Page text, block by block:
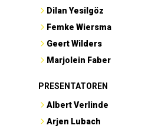
Dilan Yesilgöz
Femke Wiersma
Geert Wilders
Marjolein Faber
PRESENTATOREN
Albert Verlinde
Arjen Lubach